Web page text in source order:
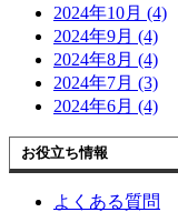
2024年10月 (4)
2024年9月 (4)
2024年8月 (4)
2024年7月 (3)
2024年6月 (4)
お役立ち情報
よくある質問